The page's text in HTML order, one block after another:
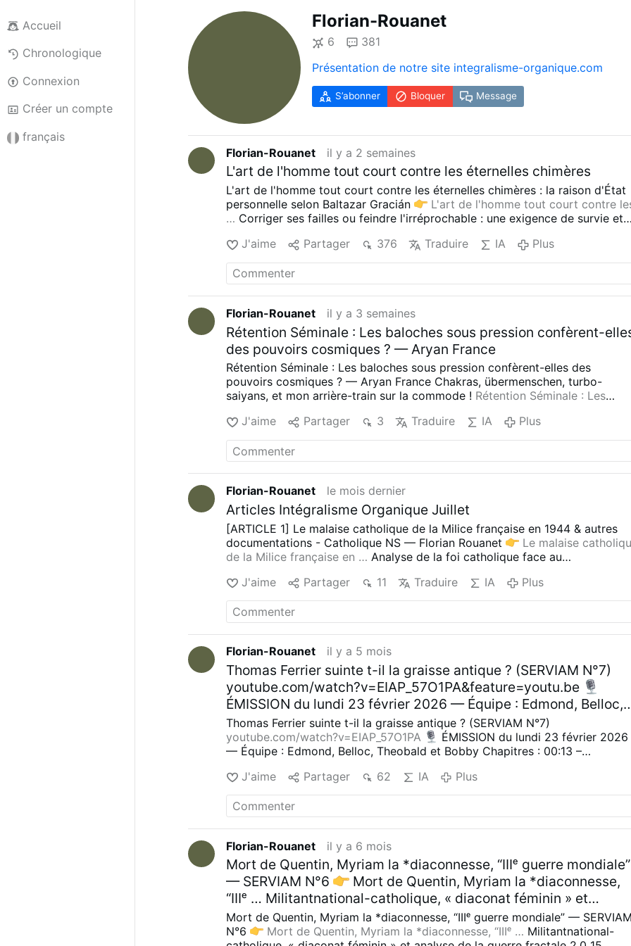
Accueil
Chronologique
Connexion
Créer un compte
français
Florian-Rouanet
6
381
Présentation de notre site integralisme-organique.com
S’abonner Bloquer Message
Florian-Rouanet il y a 2 semaines
L'art de l'homme tout court contre les éternelles chimères
L'art de l'homme tout court contre les éternelles chimères : la raison d'État
personnelle selon Baltazar Gracián
L'art de l'homme tout court contre
… Corriger ses failles ou feindre l'irréprochable : une exigence de survie et
l'Antéchrist décrypté
La singerie finale ou l'incarnation du Grand …
les prophètes de comptoir : R.P. Berry, les frères Lémann et la sainte
sur l'Antéchrist
J'aime Partager 376 Traduire IA Plus
Florian-Rouanet il y a 3 semaines
Rétention Séminale : Les baloches sous pression confèrent-
des pouvoirs cosmiques ? — Aryan France
Rétention Séminale : Les baloches sous pression confèrent-elles des
pouvoirs cosmiques ? — Aryan France Chakras, übermenschen, turbo-
saiyans, et mon arrière-train sur la commode ! Rétention Séminale : Les
la liste des chapitres : I. Distinction causale
II. Les mythes incapacitants du «
No-Fap » III. Lucidité du « No-Fap » versus absurdités pseudo-scientifiques
IV. Alternative
SOMMAIRE DE DARONNES DANS LA VOIE LACTÉE
J'aime Partager 3 Traduire IA Plus
Florian-Rouanet le mois dernier
Articles Intégralisme Organique Juillet
[ARTICLE 1] Le malaise catholique de la Milice française en 1944 & autres
documentations - Catholique NS — Florian Rouanet
Le malaise
de la Milice française en … Analyse de la foi catholique face au
━━━✦━━━ [ARTICLE 2] #Shenron2028
: les 7 boules de cristal et le
Pape ! — Florian Rouanet
#Shenron2028 : les 7 boules de cristal et le
… Quête satirique du Pape idéal entre références à Dragon Ball et aux
conciles. ━━━✦━━━ [ARTICLE 3] Évêques récemment sacrés selon les
sacrés selon les notices … Portraits et parcours de quatre prêtres de la
FSSPX élevés à l'épiscopat. ━━━✦━━━ [ARTICLE 4] L'ordre contre le chaos -
Reconstruire la civilisation post-moderne (2026) — Florian Rouanet
L'ordre contre le chaos - Reconstruire la …
Manifeste pour la restauration de
l'ordre naturel face au chaos post-moderne.
━━━✦━━━ [ARTICLE 5] … Plus
J'aime Partager 11 Traduire IA Plus
Florian-Rouanet il y a 5 mois
Thomas Ferrier suinte t-il la graisse antique ? (SERVIAM N°7)
youtube.com/watch?v=EIAP_57O1PA&feature=youtu.be
ÉMISSION du lundi 23 février 2026 — Équipe : Edmond, Belloc,
Theobald et Bobby ​Chapitres : 00:13 – Présentation 1:34 Sanglier
antichrétien d'Odin en forêt 33:12 R.I.P. Quentin, suite de l’affaire
45:35 Le principe de totalité par Edmond Écoutez, aimez, suivez,
commentez, partagez. Rendez-vous à la semaine prochaine !
#Serviam #Catholicisme #France
Thomas Ferrier suinte t-il la graisse antique ? (SERVIAM N°7)
youtube.com/watch?v=EIAP_57O1PA
ÉMISSION du lundi 23 février 2026
— Équipe : Edmond, Belloc, Theobald et Bobby ​Chapitres : 00:13 –
suite de l’affaire 45:35 Le principe de totalité par Edmond
suivez, commentez, partagez. Rendez-vous à la semaine prochaine !
#Serviam #Catholicisme
J'aime Partager 62 IA Plus
Florian-Rouanet il y a 6 mois
Mort de Quentin, Myriam la *diaconnesse, “IIIᵉ guerre mondiale”
— SERVIAM N°6
Mort de Quentin, Myriam la *diaconnesse,
“IIIᵉ … Militantnational-catholique, « diaconat féminin » et
analyse de la guerre fractale 2.0 15 février 2026 | Florian
Rouanet ━━━✦━━━ À Quentin — Augustin
À Quentin —
Mort de Quentin, Myriam la *diaconnesse, “IIIᵉ guerre mondiale” — SERVIAM
N°6
Mort de Quentin, Myriam la *diaconnesse, “IIIᵉ … Militantnational-